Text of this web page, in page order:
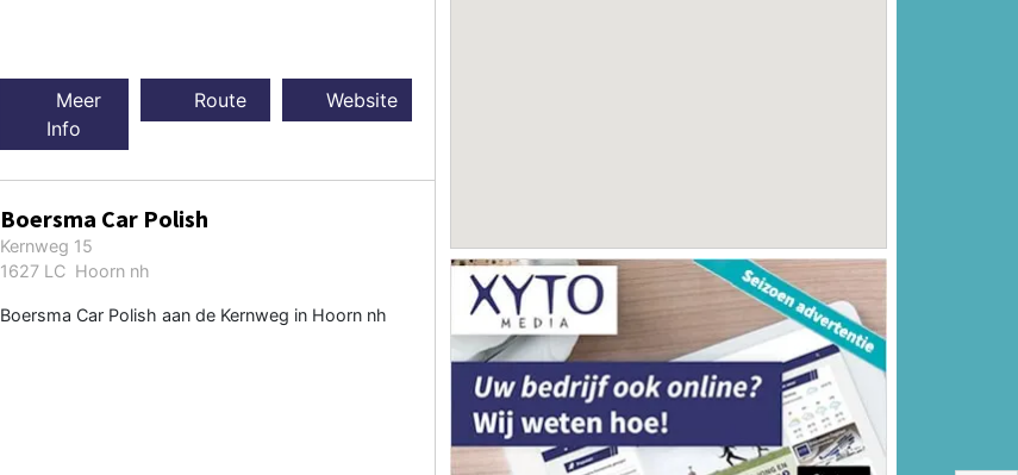
Meer
Info
Route Website
Boersma Car Polish
Kernweg 15
1627 LC Hoorn nh
Boersma Car Polish aan de Kernweg in Hoorn nh